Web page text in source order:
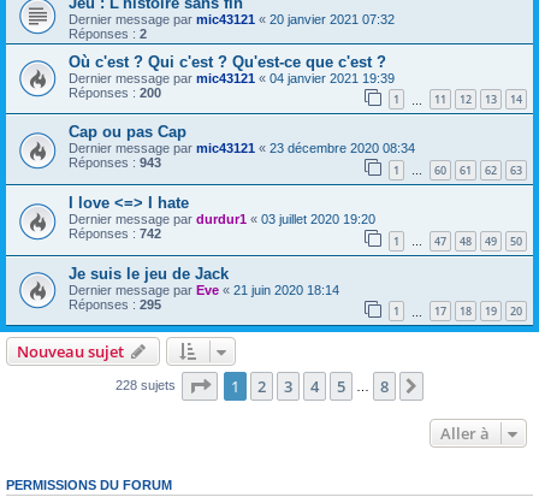
Dernier message par mic43121 « 20 janvier 2021 07:32
Réponses : 2
Où c'est ? Qui c'est ? Qu'est-ce que c'est ?
Dernier message par mic43121 « 04 janvier 2021 19:39
Réponses : 200 1 11 12 13 14
Cap ou pas Cap
Dernier message par mic43121 « 23 décembre 2020 08:34
Réponses : 943 1 … 60 61 62 63
I love <=> I hate
Dernier message par durdur1 « 03 juillet 2020 19:20
Réponses : 742 1 … 47 48 49 50
Je suis le jeu de Jack
Dernier message par Eve « 21 juin 2020 18:14
Réponses : 295 1 17 18 19 20
Nouveau sujet
228 sujets Page 1sur8
1 2 3 4 5 8
Aller à
PERMISSIONS DU FORUM